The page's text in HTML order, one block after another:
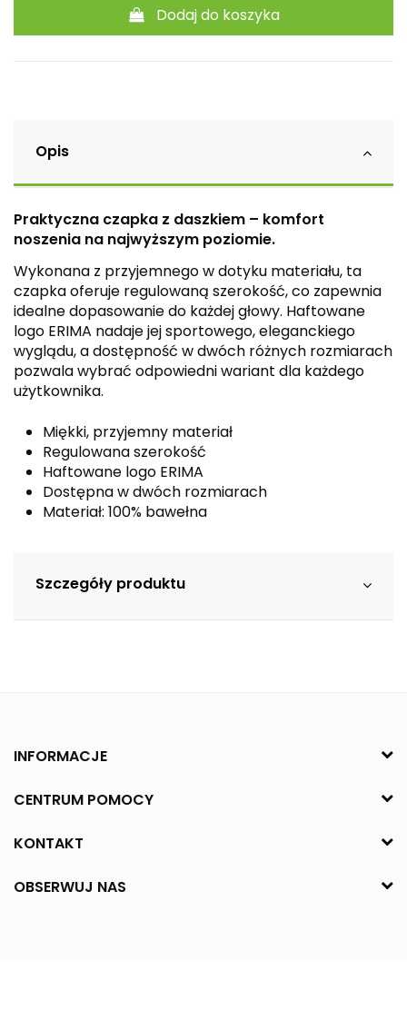
Dodaj do koszyka
Opis
Praktyczna czapka z daszkiem – komfort
noszenia na najwyższym poziomie.
Wykonana z przyjemnego w dotyku materiału, ta
czapka oferuje regulowaną szerokość, co zapewnia
idealne dopasowanie do każdej głowy. Haftowane
logo ERIMA nadaje jej sportowego, eleganckiego
wyglądu, a dostępność w dwóch różnych rozmiarach
pozwala wybrać odpowiedni wariant dla każdego
użytkownika.
Miękki, przyjemny materiał
Regulowana szerokość
Haftowane logo ERIMA
Dostępna w dwóch rozmiarach
Materiał: 100% bawełna
Szczegóły produktu
INFORMACJE
CENTRUM POMOCY
KONTAKT
OBSERWUJ NAS